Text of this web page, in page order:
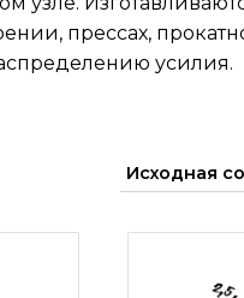
прессах,
усилия.